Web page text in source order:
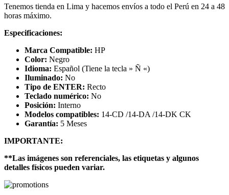
Tenemos tienda en Lima y hacemos envíos a todo el Perú en 24 a 48
horas máximo.
Especificaciones:
Marca Compatible: HP
Color: Negro
Idioma: Español (Tiene la tecla » Ñ «)
Iluminado: No
Tipo de ENTER: Recto
Teclado numérico: No
Posición: Interno
Modelos compatibles: 14-CD /14-DA /14-DK CK
Garantía: 5 Meses
IMPORTANTE:
**Las imágenes son referenciales, las etiquetas y algunos
detalles físicos pueden variar.